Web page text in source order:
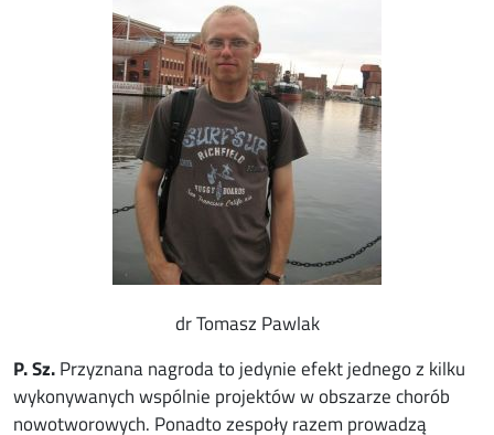
dr Tomasz Pawlak
P. Sz.Przyznana nagroda to jedynie efekt jednego z kilku
wykonywanych wspólnie projektów w obszarze chorób
nowotworowych. Ponadto zespoły razem prowadzą